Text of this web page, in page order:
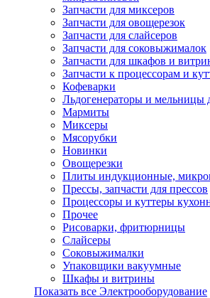
Запчасти для миксеров
Запчасти для овощерезок
Запчасти для слайсеров
Запчасти для соковыжималок
Запчасти для шкафов и
Запчасти к процессорам и
Кофеварки
Льдогенераторы и мельницы
Мармиты
Миксеры
Мясорубки
Новинки
Овощерезки
Плиты индукционные,
Прессы, запчасти для прессов
Процессоры и куттеры
Прочее
Рисоварки, фритюрницы
Слайсеры
Соковыжималки
Упаковщики вакуумные
Шкафы и витрины
Показать все Электрооборудование